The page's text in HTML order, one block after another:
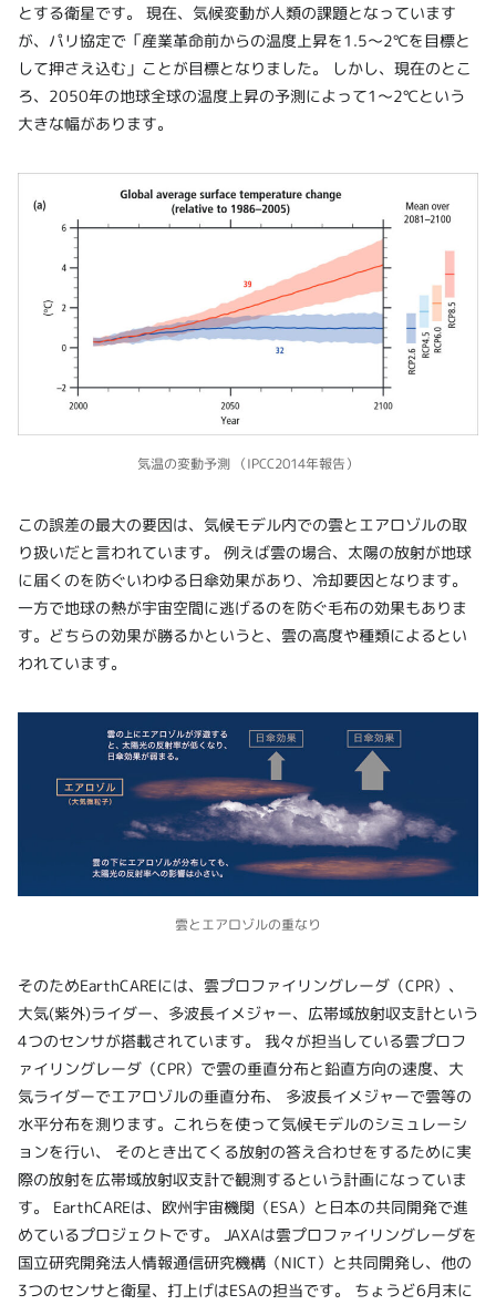
とする衛星です。 現在、気候変動が人類の課題となっています
が、パリ協定で「産業革命前からの温度上昇を1.5～2℃を目標と
して押さえ込む」ことが目標となりました。 しかし、現在のとこ
ろ、2050年の地球全球の温度上昇の予測によって1～2℃という
大きな幅があります。
気温の変動予測 （IPCC2014年報告）
この誤差の最大の要因は、気候モデル内での雲とエアロゾルの取
り扱いだと言われています。 例えば雲の場合、太陽の放射が地球
に届くのを防ぐいわゆる日傘効果があり、冷却要因となります。
一方で地球の熱が宇宙空間に逃げるのを防ぐ毛布の効果もありま
す。どちらの効果が勝るかというと、雲の高度や種類によるとい
われています。
雲とエアロゾルの重なり
そのためEarthCAREには、雲プロファイリングレーダ（CPR）、
大気(紫外)ライダー、多波長イメジャー、広帯域放射収支計という
4つのセンサが搭載されています。 我々が担当している雲プロフ
ァイリングレーダ（CPR）で雲の垂直分布と鉛直方向の速度、大
気ライダーでエアロゾルの垂直分布、 多波長イメジャーで雲等の
水平分布を測ります。これらを使って気候モデルのシミュレーシ
ョンを行い、 そのとき出てくる放射の答え合わせをするために実
際の放射を広帯域放射収支計で観測するという計画になっていま
す。 EarthCAREは、欧州宇宙機関（ESA）と日本の共同開発で進
めているプロジェクトです。 JAXAは雲プロファイリングレーダを
国立研究開発法人情報通信研究機構（NICT）と共同開発し、他の
3つのセンサと衛星、打上げはESAの担当です。 ちょうど6月末に